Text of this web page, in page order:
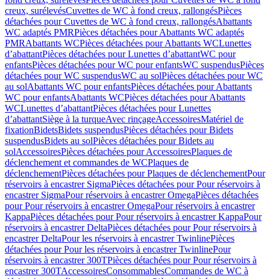
creux, surélevésCuvettes de WC à fond creux, rallongésPièces
détachées pour Cuvettes de WC à fond creux, rallongésAbattants
WC adaptés PMRPièces détachées pour Abattants WC adaptés
PMRAbattants WCPièces détachées pour Abattants WCLunettes
d’abattantPièces détachées pour Lunettes d’abattantWC pour
enfantsPièces détachées pour WC pour enfantsWC suspendusPièces
détachées pour WC suspendusWC au solPièces détachées pour WC
au solAbattants WC pour enfantsPièces détachées pour Abattants
WC pour enfantsAbattants WCPièces détachées pour Abattants
WCLunettes d’abattantPièces détachées pour Lunettes
d’abattantSiège à la turqueAvec rinçageAccessoiresMatériel de
fixationBidetsBidets suspendusPièces détachées pour Bidets
suspendusBidets au solPièces détachées pour Bidets au
solAccessoiresPièces détachées pour AccessoiresPlaques de
déclenchement et commandes de WCPlaques de
déclenchementPièces détachées pour Plaques de déclenchementPour
réservoirs à encastrer SigmaPièces détachées pour Pour réservoirs à
encastrer SigmaPour réservoirs à encastrer OmegaPièces détachées
pour Pour réservoirs à encastrer OmegaPour réservoirs à encastrer
KappaPièces détachées pour Pour réservoirs à encastrer KappaPour
réservoirs à encastrer DeltaPièces détachées pour Pour réservoirs à
encastrer DeltaPour les réservoirs à encastrer TwinlinePièces
détachées pour Pour les réservoirs à encastrer TwinlinePour
réservoirs à encastrer 300TPièces détachées pour Pour réservoirs à
encastrer 300TAccessoiresConsommablesCommandes de WC à